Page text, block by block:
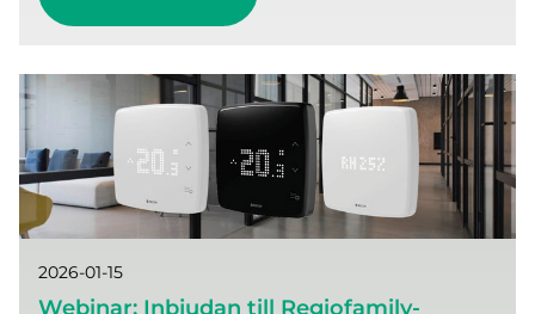
2026-01-15
Webinar: Inbjudan till Regiofamily-